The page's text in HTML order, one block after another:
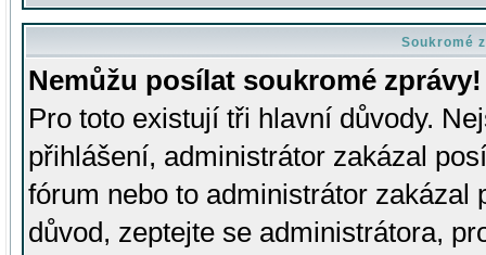
Soukromé
Nemůžu posílat soukromé zprávy!
Pro toto existují tři hlavní důvody.
přihlášení, administrátor zakázal
fórum nebo to administrátor zakázal
důvod, zeptejte se administrátora,